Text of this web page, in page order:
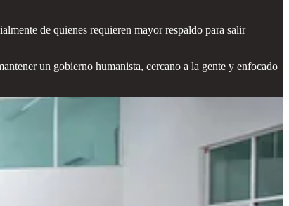
de quienes requieren mayor respaldo para salir
un gobierno humanista, cercano a la gente y enfocado